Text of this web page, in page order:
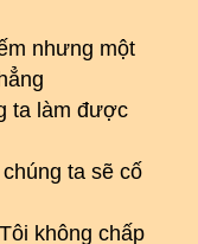
nhưng một
ta làm được
ta sẽ cố
không chấp